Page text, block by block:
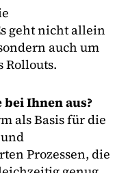
geht nicht allein
auch um
Rollouts.
Ihnen aus?
als Basis für die
Prozessen, die